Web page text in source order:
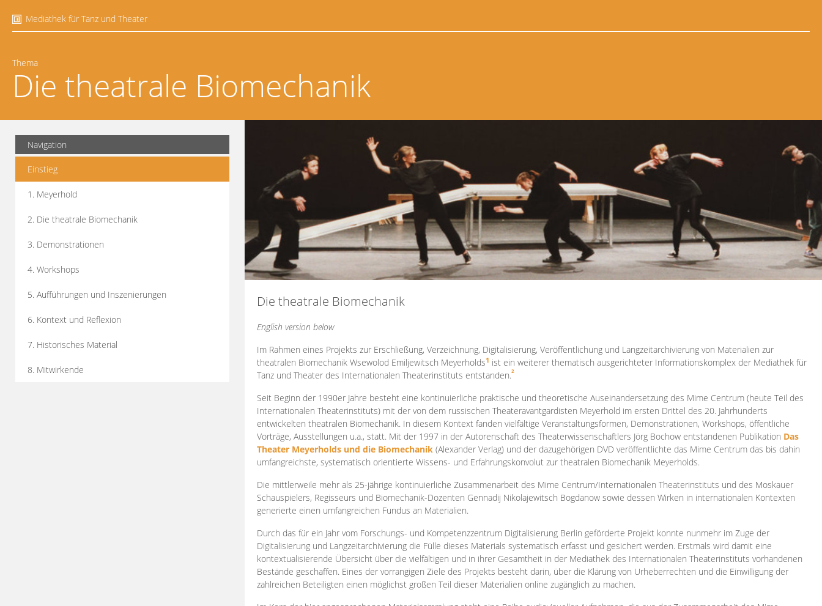
Mediathek für Tanz und Theater
Thema
Die theatrale Biomechanik
Navigation
Einstieg
1. Meyerhold
2. Die theatrale Biomechanik
3. Demonstrationen
4. Workshops
5. Aufführungen und Inszenierungen
6. Kontext und Reflexion
7. Historisches Material
8. Mitwirkende
Die theatrale Biomechanik
English version below
Im Rahmen eines Projekts zur Erschließung, Verzeichnung, Digitalisierung, Veröffentlichung und Langzeitarchivierung von Materialien zur
theatralen Biomechanik Wsewolod Emiljewitsch Meyerholds1 ist ein weiterer thematisch ausgerichteter Informationskomplex der Mediathek für
Tanz und Theater des Internationalen Theaterinstituts entstanden.2
Seit Beginn der 1990er Jahre besteht eine kontinuierliche praktische und theoretische Auseinandersetzung des Mime Centrum (heute Teil des
Internationalen Theaterinstituts) mit der von dem russischen Theateravantgardisten Meyerhold im ersten Drittel des 20. Jahrhunderts
entwickelten theatralen Biomechanik. In diesem Kontext fanden vielfältige Veranstaltungsformen, Demonstrationen, Workshops, öffentliche
Vorträge, Ausstellungen u.a., statt. Mit der 1997 in der Autorenschaft des Theaterwissenschaftlers Jörg Bochow entstandenen Publikation Das
Theater Meyerholds und die Biomechanik (Alexander Verlag) und der dazugehörigen DVD veröffentlichte das Mime Centrum das bis dahin
umfangreichste, systematisch orientierte Wissens- und Erfahrungskonvolut zur theatralen Biomechanik Meyerholds.
Die mittlerweile mehr als 25-jährige kontinuierliche Zusammenarbeit des Mime Centrum/Internationalen Theaterinstituts und des Moskauer
Schauspielers, Regisseurs und Biomechanik-Dozenten Gennadij Nikolajewitsch Bogdanow sowie dessen Wirken in internationalen Kontexten
generierte einen umfangreichen Fundus an Materialien.
Durch das für ein Jahr vom Forschungs- und Kompetenzzentrum Digitalisierung Berlin geförderte Projekt konnte nunmehr im Zuge der
Digitalisierung und Langzeitarchivierung die Fülle dieses Materials systematisch erfasst und gesichert werden. Erstmals wird damit eine
kontextualisierende Übersicht über die vielfältigen und in ihrer Gesamtheit in der Mediathek des Internationalen Theaterinstituts vorhandenen
Bestände geschaffen. Eines der vorrangigen Ziele des Projekts besteht darin, über die Klärung von Urheberrechten und die Einwilligung der
zahlreichen Beteiligten einen möglichst großen Teil dieser Materialien online zugänglich zu machen.